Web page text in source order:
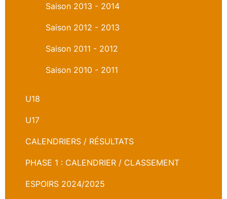
Saison 2013 - 2014
Saison 2012 - 2013
Saison 2011 - 2012
Saison 2010 - 2011
U18
U17
CALENDRIERS / RÉSULTATS
PHASE 1 : CALENDRIER / CLASSEMENT
ESPOIRS 2024/2025